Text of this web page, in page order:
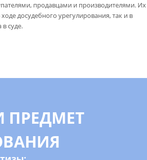
продавцами и производителями. Их
досудебного урегулирования, так и в
в суде.
ПРЕДМЕТ